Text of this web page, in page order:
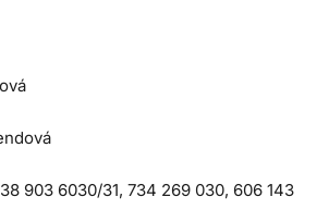
903 6030/31, 734 269 030, 606 143